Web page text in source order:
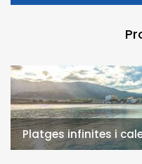
Platges infinites i
l'Infant i